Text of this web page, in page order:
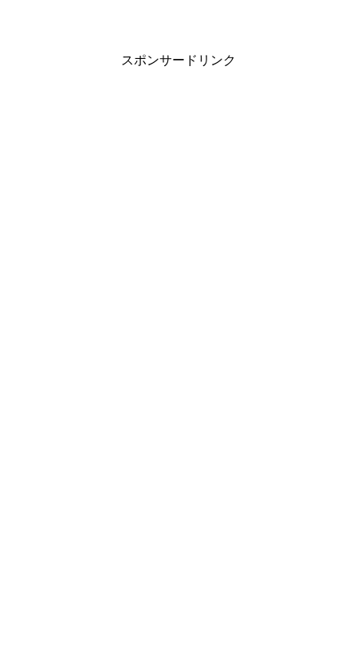
スポンサードリンク